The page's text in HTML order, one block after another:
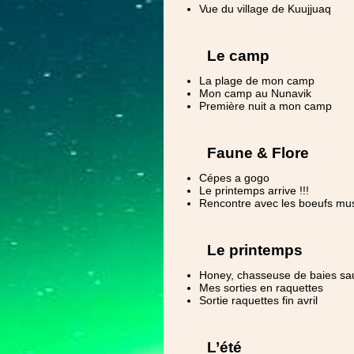
Vue du village de Kuujjuaq
Le camp
La plage de mon camp
Mon camp au Nunavik
Première nuit a mon camp
Faune & Flore
Cépes a gogo
Le printemps arrive !!!
Rencontre avec les boeufs
Le printemps
Honey, chasseuse de baies
Mes sorties en raquettes
Sortie raquettes fin avril
L’été